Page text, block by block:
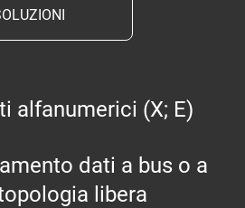
alfanumerici (X; E)
dati a bus o a
libera